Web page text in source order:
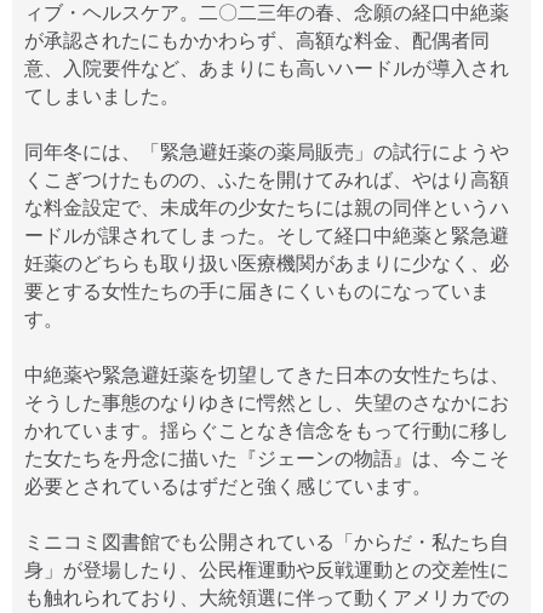
ィブ・ヘルスケア。二〇二三年の春、念願の経口中絶薬
が承認されたにもかかわらず、高額な料金、配偶者同
意、入院要件など、あまりにも高いハードルが導入され
てしまいました。
同年冬には、「緊急避妊薬の薬局販売」の試行にようや
くこぎつけたものの、ふたを開けてみれば、やはり高額
な料金設定で、未成年の少女たちには親の同伴というハ
ードルが課されてしまった。そして経口中絶薬と緊急避
妊薬のどちらも取り扱い医療機関があまりに少なく、必
要とする女性たちの手に届きにくいものになっていま
す。
中絶薬や緊急避妊薬を切望してきた日本の女性たちは、
そうした事態のなりゆきに愕然とし、失望のさなかにお
かれています。揺らぐことなき信念をもって行動に移し
た女たちを丹念に描いた『ジェーンの物語』は、今こそ
必要とされているはずだと強く感じています。
ミニコミ図書館でも公開されている「からだ・私たち自
身」が登場したり、公民権運動や反戦運動との交差性に
も触れられており、大統領選に伴って動くアメリカでの